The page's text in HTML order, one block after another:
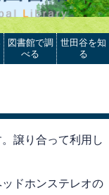
図書館で調
べる
世田谷を知
る
譲り合って利用し
ドホンステレオの